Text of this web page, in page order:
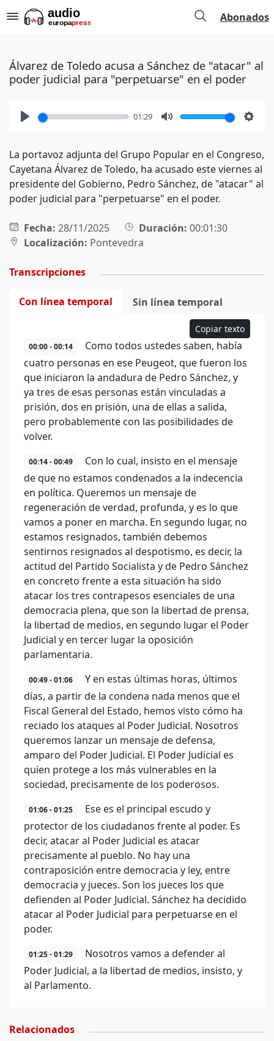
Abonados
Álvarez de Toledo acusa a Sánchez de "atacar" al
poder judicial para "perpetuarse" en el poder
01:29
La portavoz adjunta del Grupo Popular en el Congreso,
Cayetana Álvarez de Toledo, ha acusado este viernes al
presidente del Gobierno, Pedro Sánchez, de "atacar" al
poder judicial para "perpetuarse" en el poder.
Fecha: 28/11/2025 Duración: 00:01:30
Localización: Pontevedra
Transcripciones
Con línea temporal Sin línea temporal
Copiar texto
00:00 - 00:14
Como todos ustedes saben, había
cuatro personas en ese Peugeot, que fueron los
que iniciaron la andadura de Pedro Sánchez, y
ya tres de esas personas están vinculadas a
prisión, dos en prisión, una de ellas a salida,
pero probablemente con las posibilidades de
volver.
00:14 - 00:49
Con lo cual, insisto en el mensaje
de que no estamos condenados a la indecencia
en política. Queremos un mensaje de
regeneración de verdad, profunda, y es lo que
vamos a poner en marcha. En segundo lugar, no
estamos resignados, también debemos
sentirnos resignados al despotismo, es decir, la
actitud del Partido Socialista y de Pedro Sánchez
en concreto frente a esta situación ha sido
atacar los tres contrapesos esenciales de una
democracia plena, que son la libertad de prensa,
la libertad de medios, en segundo lugar el Poder
Judicial y en tercer lugar la oposición
parlamentaria.
00:49 - 01:06
Y en estas últimas horas, últimos
días, a partir de la condena nada menos que el
Fiscal General del Estado, hemos visto cómo ha
reciado los ataques al Poder Judicial. Nosotros
queremos lanzar un mensaje de defensa,
amparo del Poder Judicial. El Poder Judicial es
quien protege a los más vulnerables en la
sociedad, precisamente de los poderosos.
01:06 - 01:25
Ese es el principal escudo y
protector de los ciudadanos frente al poder. Es
decir, atacar al Poder Judicial es atacar
precisamente al pueblo. No hay una
contraposición entre democracia y ley, entre
democracia y jueces. Son los jueces los que
defienden al Poder Judicial. Sánchez ha decidido
atacar al Poder Judicial para perpetuarse en el
poder.
01:25 - 01:29
Nosotros vamos a defender al
Poder Judicial, a la libertad de medios, insisto, y
al Parlamento.
Relacionados